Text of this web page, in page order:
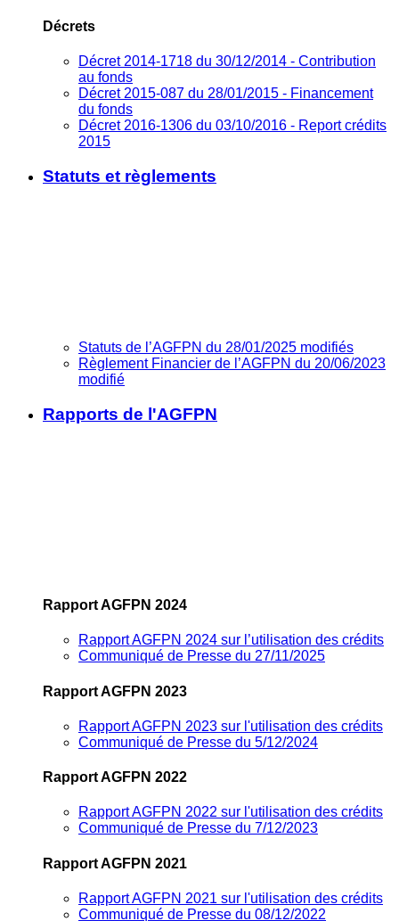
Décrets
Décret 2014-1718 du 30/12/2014 - Contribution
au fonds
Décret 2015-087 du 28/01/2015 - Financement
du fonds
Décret 2016-1306 du 03/10/2016 - Report crédits
2015
Statuts et règlements
Statuts de l’AGFPN du 28/01/2025 modifiés
Règlement Financier de l’AGFPN du 20/06/2023
modifié
Rapports de l'AGFPN
Rapport AGFPN 2024
Rapport AGFPN 2024 sur l’utilisation des crédits
Communiqué de Presse du 27/11/2025
Rapport AGFPN 2023
Rapport AGFPN 2023 sur l'utilisation des crédits
Communiqué de Presse du 5/12/2024
Rapport AGFPN 2022
Rapport AGFPN 2022 sur l'utilisation des crédits
Communiqué de Presse du 7/12/2023
Rapport AGFPN 2021
Rapport AGFPN 2021 sur l'utilisation des crédits
Communiqué de Presse du 08/12/2022